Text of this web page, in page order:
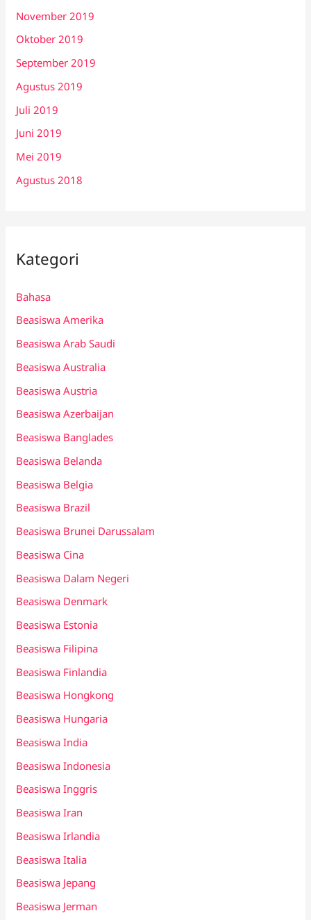
November 2019
Oktober 2019
September 2019
Agustus 2019
Juli 2019
Juni 2019
Mei 2019
Agustus 2018
Kategori
Bahasa
Beasiswa Amerika
Beasiswa Arab Saudi
Beasiswa Australia
Beasiswa Austria
Beasiswa Azerbaijan
Beasiswa Banglades
Beasiswa Belanda
Beasiswa Belgia
Beasiswa Brazil
Beasiswa Brunei Darussalam
Beasiswa Cina
Beasiswa Dalam Negeri
Beasiswa Denmark
Beasiswa Estonia
Beasiswa Filipina
Beasiswa Finlandia
Beasiswa Hongkong
Beasiswa Hungaria
Beasiswa India
Beasiswa Indonesia
Beasiswa Inggris
Beasiswa Iran
Beasiswa Irlandia
Beasiswa Italia
Beasiswa Jepang
Beasiswa Jerman